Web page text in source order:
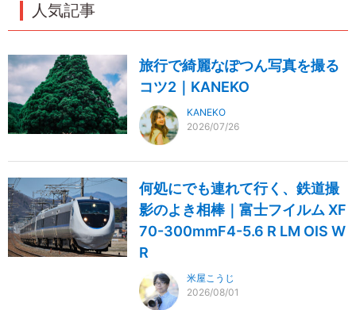
人気記事
旅行で綺麗なぽつん写真を撮る
コツ2｜KANEKO
KANEKO
2026/07/26
何処にでも連れて行く、鉄道撮
影のよき相棒｜富士フイルム XF
70-300mmF4-5.6 R LM OIS W
R
米屋こうじ
2026/08/01